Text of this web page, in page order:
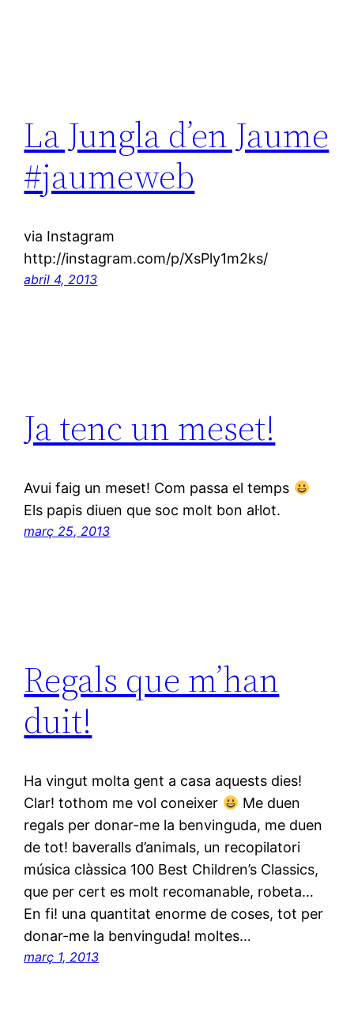
La Jungla d’en Jaume
#jaumeweb
via Instagram
http://instagram.com/p/XsPly1m2ks/
abril 4, 2013
Ja tenc un meset!
Avui faig un meset! Com passa el temps
Els papis diuen que soc molt bon al·lot.
març 25, 2013
Regals que m’han
duit!
Ha vingut molta gent a casa aquests dies!
Clar! tothom me vol coneixer
Me duen
regals per donar-me la benvinguda, me duen
de tot! baveralls d’animals, un recopilatori
música clàssica 100 Best Children’s Classics,
que per cert es molt recomanable, robeta…
En fi! una quantitat enorme de coses, tot per
donar-me la benvinguda! moltes…
març 1, 2013